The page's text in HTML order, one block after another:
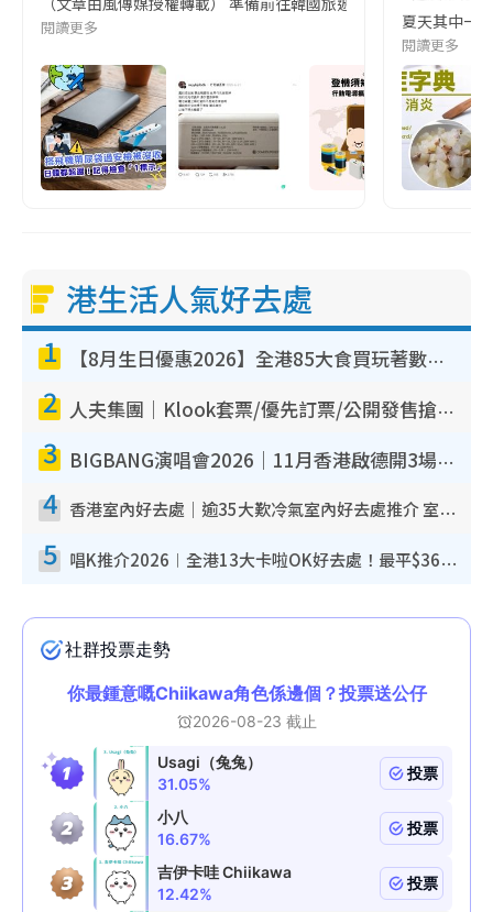
閱讀更多
夏天其中一
閱讀更多
港生活人氣好去處
1 【8月生日優惠2026】全港85大食買玩著數攻略 自助餐/火鍋放題同行免費＋誠品/DONKI送現金券
2 人夫集團｜Klook套票/優先訂票/公開發售搶飛攻略！附票價.購票連結.場地座位表
3 BIGBANG演唱會2026｜11月香港啟德開3場！實名制VIP申請、優先購票攻略
4 香港室內好去處｜逾35大歎冷氣室內好去處推介 室內活動免費避雨無懼落雨
5 唱K推介2026︱全港13大卡啦OK好去處！最平$36起 日文K都有！(附地址+收費詳情)